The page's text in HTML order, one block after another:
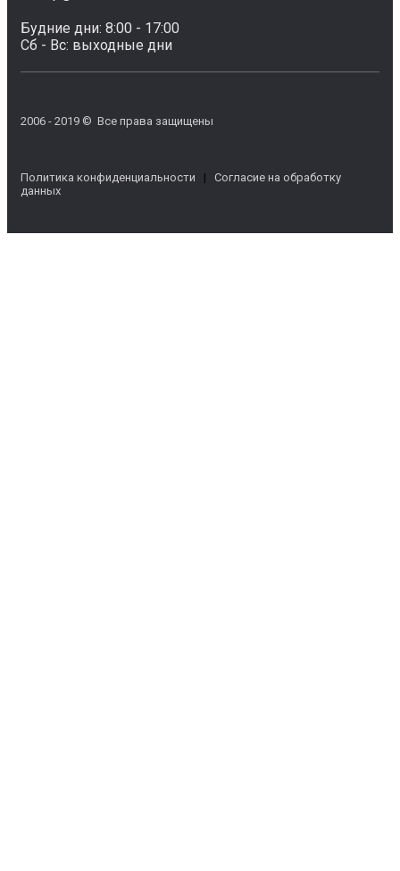
Будние дни: 8:00 - 17:00
Сб - Вс: выходные дни
2006 - 2019 © Все права защищены
Политика конфиденциальности | Согласие на обработку
данных